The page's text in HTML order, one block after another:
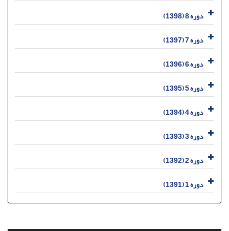
دوره 8 (1398)
دوره 7 (1397)
دوره 6 (1396)
دوره 5 (1395)
دوره 4 (1394)
دوره 3 (1393)
دوره 2 (1392)
دوره 1 (1391)